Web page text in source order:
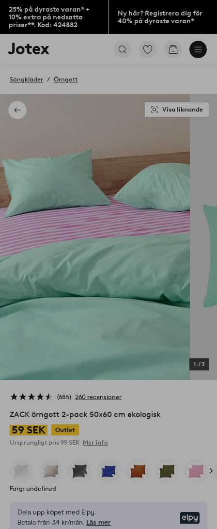
25% på dyraste varan* +
10% extra på nedsatta
priser**. Kod: 424882
Ny här? Registrera dig för
40% på dyraste varan*
Jotex
logotyp
till
Gå
Gå
Tillbaka
Sängkläder Örngott
1 /3
Visa liknande
685 260 recensioner
ZACK örngott 2-pack 50x60 cm ekologisk
59 SEK
Outlet
Ursprungligt pris 99 SEK Mer info
Färg: undefined
Dela upp köpet med Elpy.
Betala från 34 kr/mån. Läs mer